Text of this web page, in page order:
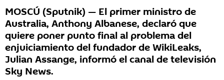
MOSCÚ (Sputnik) — El primer ministro de
Australia, Anthony Albanese, declaró que
quiere poner punto final al problema del
enjuiciamiento del fundador de WikiLeaks,
Julian Assange, informó el canal de televisión
Sky News.